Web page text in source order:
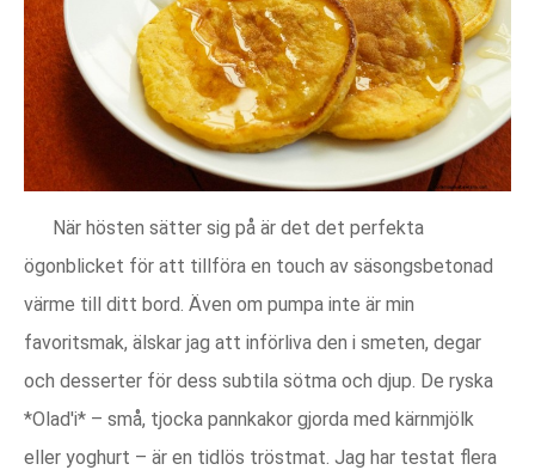
När hösten sätter sig på är det det perfekta
ögonblicket för att tillföra en touch av säsongsbetonad
värme till ditt bord. Även om pumpa inte är min
favoritsmak, älskar jag att införliva den i smeten, degar
och desserter för dess subtila sötma och djup. De ryska
*Olad'i* – små, tjocka pannkakor gjorda med kärnmjölk
eller yoghurt – är en tidlös tröstmat. Jag har testat flera